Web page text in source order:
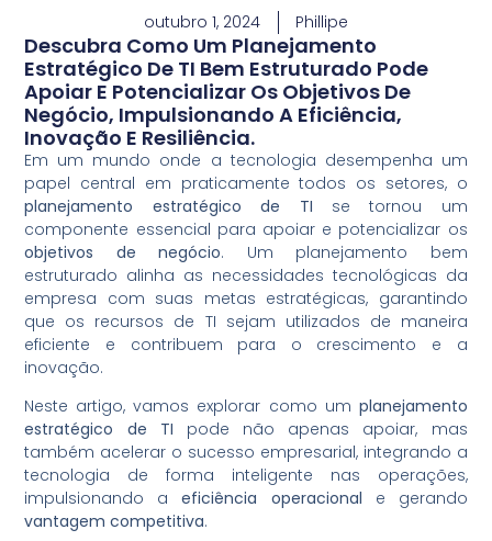
outubro 1, 2024 Phillipe
Descubra Como Um Planejamento
Estratégico De TI Bem Estruturado Pode
Apoiar E Potencializar Os Objetivos De
Negócio, Impulsionando A Eficiência,
Inovação E Resiliência.
Em um mundo onde a tecnologia desempenha um
papel central em praticamente todos os setores, o
planejamento estratégico de TI se tornou um
componente essencial para apoiar e potencializar os
objetivos de negócio. Um planejamento bem
estruturado alinha as necessidades tecnológicas da
empresa com suas metas estratégicas, garantindo
que os recursos de TI sejam utilizados de maneira
eficiente e contribuem para o crescimento e a
inovação.
Neste artigo, vamos explorar como um planejamento
estratégico de TI pode não apenas apoiar, mas
também acelerar o sucesso empresarial, integrando a
tecnologia de forma inteligente nas operações,
impulsionando aeficiência operacional e gerando
vantagem competitiva.